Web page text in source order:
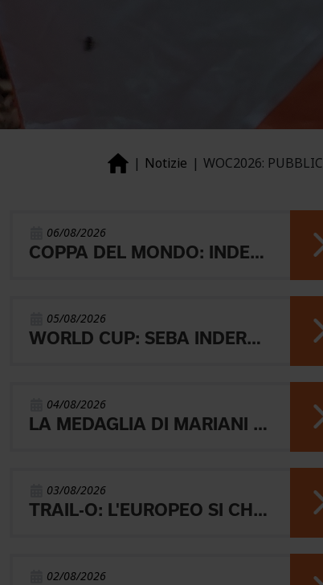
Notizie WOC2026:
06/08/2026
COPPA DEL MONDO: INDERST 45° VINCONO AEBERSOLD E SVENSK
05/08/2026
WORLD CUP: SEBA INDERST ACCEDE ALLA FINALE A
04/08/2026
LA MEDAGLIA DI MARIANI E QUEL RICORDO CHE NON SVANISCE.
03/08/2026
TRAIL-O: L'EUROPEO SI CHIUDE CON L'ARGENTO JUNIOR, IL 4° PARALIMPICO E 5° OPEN
02/08/2026